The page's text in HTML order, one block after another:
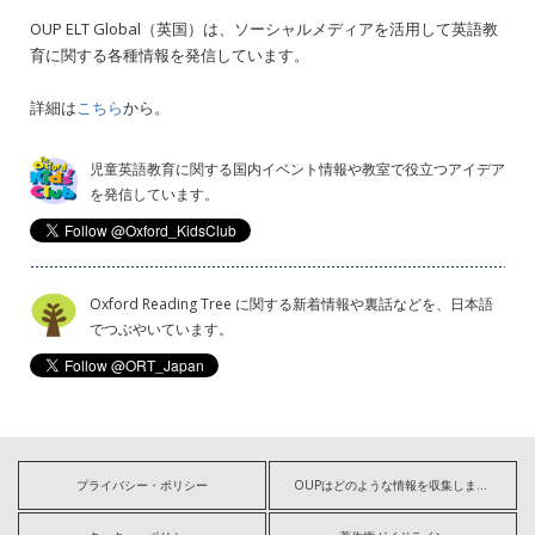
OUP ELT Global（英国）は、ソーシャルメディアを活用して英語教
育に関する各種情報を発信しています。
詳細はこちらから。
児童英語教育に関する国内イベント情報や教室で役立つアイデア
を発信しています。
Oxford Reading Tree に関する新着情報や裏話などを、日本語
でつぶやいています。
プライバシー・ポリシー OUPはどのような情報を収集しますか?